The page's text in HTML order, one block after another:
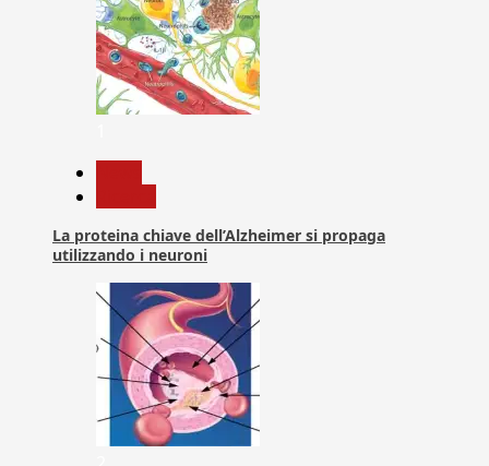
La proteina chiave dell’Alzheimer si propaga
utilizzando i neuroni